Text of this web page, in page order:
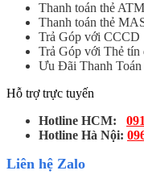
Thanh toán thẻ ATM
Thanh toán thẻ
Trả Góp với CCCD
Trả Góp với Thẻ tín
Ưu Đãi Thanh Toán
Hỗ trợ trực tuyến
Hotline HCM:
Hotline Hà Nội:
Liên hệ Zalo